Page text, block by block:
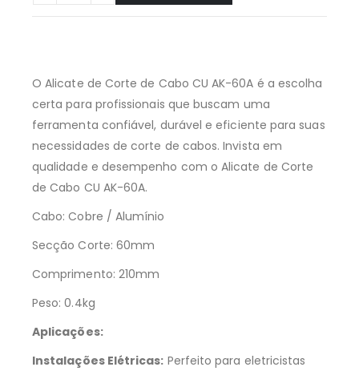
O Alicate de Corte de Cabo CU AK-60A é a escolha
certa para profissionais que buscam uma
ferramenta confiável, durável e eficiente para suas
necessidades de corte de cabos. Invista em
qualidade e desempenho com o Alicate de Corte
de Cabo CU AK-60A.
Cabo: Cobre / Alumínio
Secção Corte: 60mm
Comprimento: 210mm
Peso: 0.4kg
Aplicações:
Instalações Elétricas: Perfeito para eletricistas